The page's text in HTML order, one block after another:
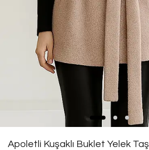
Apoletli Kuşaklı Buklet Yelek Taş